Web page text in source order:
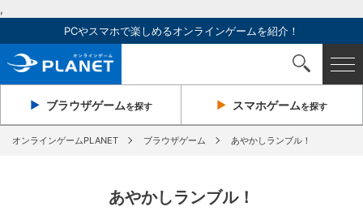
,
PCやスマホで楽しめるオンラインゲームを紹介！
ブラウザゲームを探す スマホゲームを探す
オンラインゲームPLANET ブラウザゲーム あやかしランブル！
あやかしランブル！